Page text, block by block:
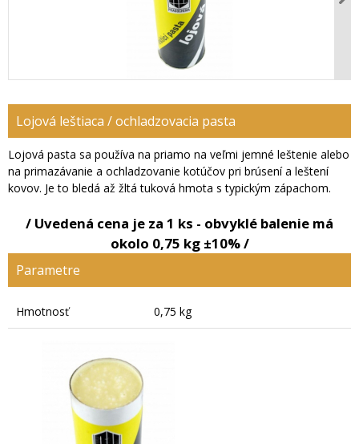
Lojová leštiaca / ochladzovacia pasta
Lojová pasta sa používa na priamo na veľmi jemné leštenie alebo
na primazávanie a ochladzovanie kotúčov pri brúsení a leštení
kovov. Je to bledá až žltá tuková hmota s typickým zápachom.
/ Uvedená cena je za 1 ks - obvyklé balenie má
okolo 0,75 kg ±10% /
Parametre
Hmotnosť 0,75 kg